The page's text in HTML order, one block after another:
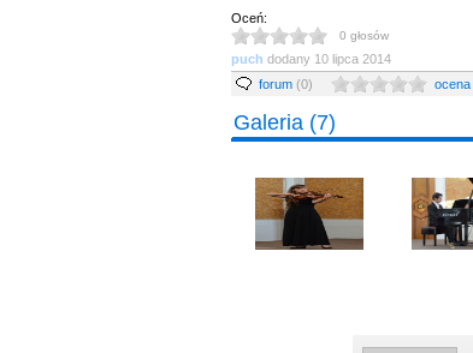
Oceń:
0 głosów
puch dodany 10 lipca 2014
forum (0) ocena
Galeria (7)